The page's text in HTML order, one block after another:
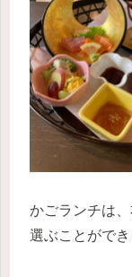
かごランチは
選ぶことができ